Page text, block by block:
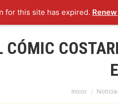
for this site has expired.
CÓMIC
Estás aquí:
Inicio